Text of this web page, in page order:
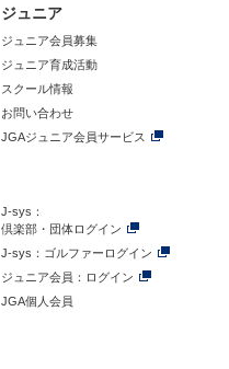
ジュニア
ジュニア会員募集
ジュニア育成活動
スクール情報
お問い合わせ
JGAジュニア会員サービス
J-sys：
倶楽部・団体ログイン
J-sys：ゴルファーログイン
ジュニア会員：ログイン
JGA個人会員